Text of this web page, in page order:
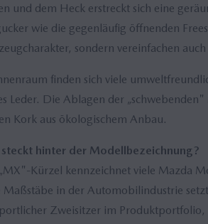
und dem Heck erstreckt sich eine
wie die gegenläufig öffnenden
sondern vereinfachen
finden sich viele
Leder. Die Ablagen der
Kork aus ökologischem Anbau.
steckt hinter der Modellbezeichnung?
Kürzel kennzeichnet viele Mazda
Maßstäbe in der Automobilindustrie
Zweisitzer im